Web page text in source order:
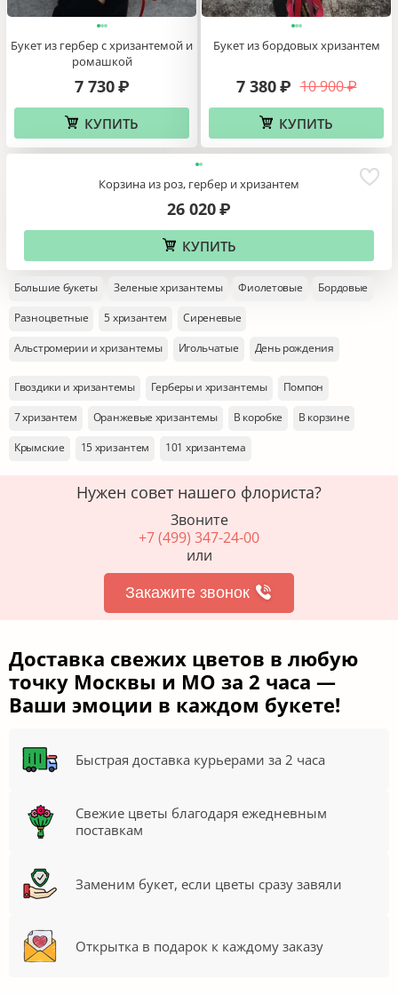
Букет из гербер с хризантемой и
ромашкой
7 730 ₽
КУПИТЬ
Букет из бордовых хризантем
10 900 ₽
7 380 ₽
КУПИТЬ
Корзина из роз, гербер и хризантем
26 020₽
КУПИТЬ
Большие букеты Зеленые хризантемы Фиолетовые
Бордовые
Разноцветные
5 хризантем
Сиреневые
Альстромерии и хризантемы
Игольчатые День рождения
Гвоздики и хризантемы Герберы и хризантемы
Помпон
7 хризантем
Оранжевые хризантемы В коробке
В корзине
Крымские
15 хризантем 101 хризантема
Нужен совет нашего флориста?
Звоните
+7 (499) 347-24-00
или
Закажите звонок
Доставка свежих цветов в любую
точку Москвы и МО за 2 часа —
Ваши эмоции в каждом букете!
Быстрая доставка курьерами за 2 часа
Свежие цветы благодаря ежедневным
поставкам
Заменим букет, если цветы сразу завяли
Открытка в подарок к каждому заказу